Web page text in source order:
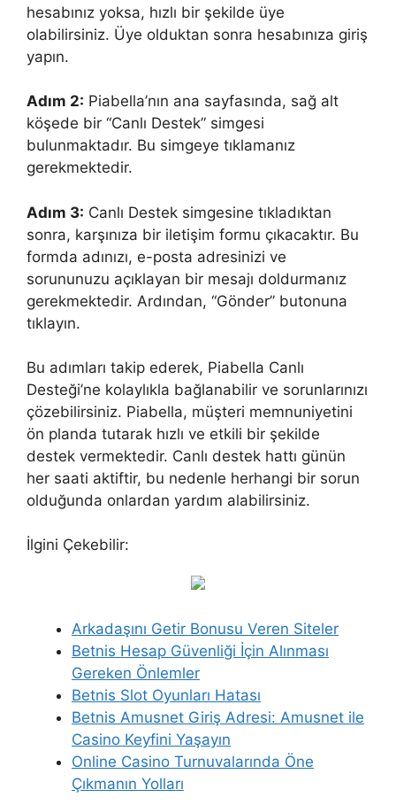
hesabınız yoksa, hızlı bir şekilde üye
olabilirsiniz. Üye olduktan sonra hesabınıza giriş
yapın.
Adım 2: Piabella’nın ana sayfasında, sağ alt
köşede bir “Canlı Destek” simgesi
bulunmaktadır. Bu simgeye tıklamanız
gerekmektedir.
Adım 3: Canlı Destek simgesine tıkladıktan
sonra, karşınıza bir iletişim formu çıkacaktır. Bu
formda adınızı, e-posta adresinizi ve
sorununuzu açıklayan bir mesajı doldurmanız
gerekmektedir. Ardından, “Gönder” butonuna
tıklayın.
Bu adımları takip ederek, Piabella Canlı
Desteği’ne kolaylıkla bağlanabilir ve sorunlarınızı
çözebilirsiniz. Piabella, müşteri memnuniyetini
ön planda tutarak hızlı ve etkili bir şekilde
destek vermektedir. Canlı destek hattı günün
her saati aktiftir, bu nedenle herhangi bir sorun
olduğunda onlardan yardım alabilirsiniz.
İlgini Çekebilir:
Arkadaşını Getir Bonusu Veren Siteler
Betnis Hesap Güvenliği İçin Alınması
Gereken Önlemler
Betnis Slot Oyunları Hatası
Betnis Amusnet Giriş Adresi: Amusnet ile
Casino Keyfini Yaşayın
Online Casino Turnuvalarında Öne
Çıkmanın Yolları